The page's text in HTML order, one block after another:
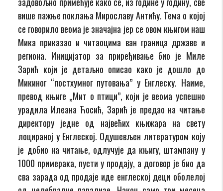
више пажње поклања Мирославу Антићу. Тема о којој
се говорило веома је значајна јер се овом књигом наш
Мика приказао и читаоцима ван граница државе и
региона. Иницијатор за приређивање био је Миле
Зарић који је детаљно описао како је дошло до
Микиног “постхумног путовања” у Енглеску. Наиме,
превод књиге „Мит о птици”, који је веома успешно
урадила Илеана Ћосић, Зарић је предао на читање
директору једне од највећих књижара на свету
лоцираној у Енглеској. Одушевљен литературом коју
је добио на читање, одлучује да књигу, штампану у
1000 примерака, пусти у продају, а договор је био да
сва зарада од продаје иде енглеској деци оболелој